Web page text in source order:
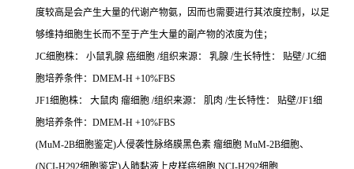
度较高是会产生大量的代谢产物氨，因而也需要进行其浓度控制，以足
够维持细胞生长而不至于产生大量的副产物的浓度为佳；
JC细胞株： 小鼠乳腺 癌细胞 /组织来源： 乳腺 /生长特性： 贴壁/ JC细
胞培养条件：DMEM-H +10%FBS
JF1细胞株： 大鼠肉 瘤细胞 /组织来源： 肌肉 /生长特性： 贴壁/JF1细
胞培养条件：DMEM-H +10%FBS
(MuM-2B细胞鉴定)人侵袭性脉络膜黑色素 瘤细胞 MuM-2B细胞、
(NCI-H292细胞鉴定)人肺黏液上皮样癌细胞 NCI-H292细胞